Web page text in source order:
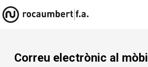
Correu electrònic al mòbil